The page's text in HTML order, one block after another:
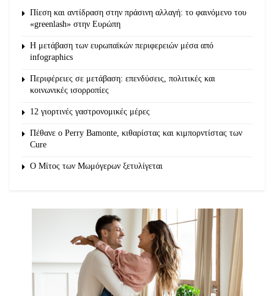
Πίεση και αντίδραση στην πράσινη αλλαγή: το φαινόμενο του
«greenlash» στην Ευρώπη
Η μετάβαση των ευρωπαϊκών περιφερειών μέσα από
infographics
Περιφέρειες σε μετάβαση: επενδύσεις, πολιτικές και
κοινωνικές ισορροπίες
12 γιορτινές γαστρονομικές μέρες
Πέθανε ο Perry Bamonte, κιθαρίστας και κιμπορντίστας των
Cure
O Μίτος των Μωμόγερων ξετυλίγεται